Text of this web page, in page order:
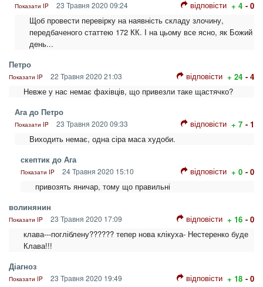
Показати IP 23 Травня 2020 09:24 відповісти + 4 - 0
Щоб провести перевірку на наявність складу злочину,
передбаченого статтею 172 КК. І на цьому все ясно, як Божий
день...
Петро
Показати IP 22 Травня 2020 21:03 відповісти + 24 - 4
Невже у нас немає фахівців, що привезли таке щастячко?
Ага до Петро
Показати IP 23 Травня 2020 09:33 відповісти + 7 - 1
Виходить немає, одна сіра маса худоби.
скептик до Ага
Показати IP 24 Травня 2020 15:10 відповісти + 0 - 0
привозять яничар, тому що правильні
волинянин
Показати IP 23 Травня 2020 17:09 відповісти + 16 - 0
клава---погліблену?????? тепер нова клікуха- Нестеренко буде
Клава!!!
Діагноз
Показати IP 23 Травня 2020 19:49 відповісти + 18 - 0